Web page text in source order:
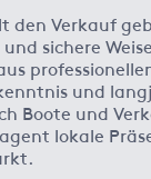
den Verkauf
sichere
und
Boote und
lokale